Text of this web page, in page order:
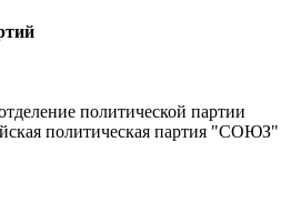
политической партии
политическая партия "СОЮЗ"